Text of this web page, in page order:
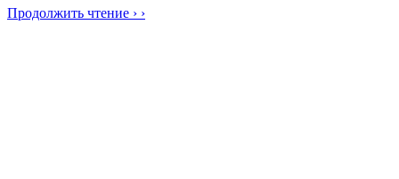
Продолжить чтение › ›